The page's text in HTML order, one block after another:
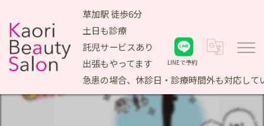
草加駅 徒歩6分
土日も診療
託児サービスあり
出張もやってます
急患の場合、休診日・診療時間外も対応して
LINEで予約